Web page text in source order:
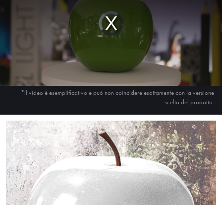
Video
Player
is
loading.
*il video è esemplificativo e può non coincidere esattamente con la versione
scelta del prodotto.